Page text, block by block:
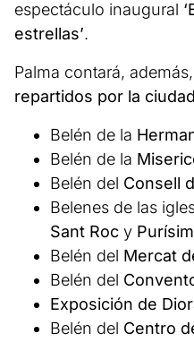
espectáculo inaugural
estrellas’.
Palma contará,
repartidos por la ciudad
Belén de la
Belén de la
Belén del Consell
Belenes de las
Sant Roc y
Belén del Mercat
Belén del
Exposición de
Belén del Centro